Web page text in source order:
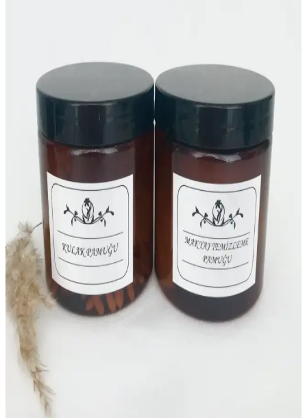
500 ml Mutfak Düzeni ve Saklama Çözümü
LALEZEN HOME'un 500 ml şeffaf, dayanıklı plastik şişesi,
mutfakta sıvıların düzenli saklanması ve kullanımı için ideal, estetik
ve pratik bir çözümdür.
Vienev Foly Etiketli Kare Gıda Saklama Kabı Seti
ile Mutfakta Düzen ve Fonksiyonellik
Vienev Foly Etiketli Kare Gıda Saklama Kabı Seti, çeşitli
boyutlarda, şık tasarımıyla mutfakta düzen ve hijyen sağlar, uzun
ömürlü, pratik ve estetik çözümler sunar.
Tanex OFC-120 Beyaz Ofis Etiketi: Dayanıklı ve Şık
Belge Düzenleme Çözümü
Tanex OFC-120 beyaz ofis etiketi, dayanıklı ve şık tasarımıyla belge
ve dosya düzenlemede ideal, gıda temas sembolü ve yüksek
kullanıcı memnuniyetiyle ofis ihtiyaçlarınıza çözüm sunar.
Kitchen Life 6'lı Etiketli Dikdörtgen Erzak Saklama
Kabı Seti 2000ml - Dayanıklı ve Pratik
Kitchen Life 6'lı etiketli dikdörtgen erzak saklama kabı seti,
dayanıklı plastikten üretilmiş, sızdırmaz kapakları ve pratik
etiketleriyle mutfakta hijyen ve düzen sağlar.